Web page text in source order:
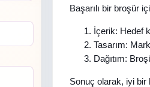
Başarılı bir broşür
İçerik: Hedef
Tasarım:
Dağıtım:
Sonuç olarak, iyi bir